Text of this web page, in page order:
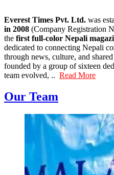
Everest Times Pvt. Ltd. was
in 2008 (Company Registration
the first full-color Nepali
dedicated to connecting Nepali
through news, culture, and
founded by a group of sixteen
team evolved, .. Read More
Our Team